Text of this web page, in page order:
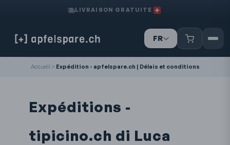
LIVRAISON GRATUITE
FR
IT
Accueil > Expédition - apfelspare.ch | Délais et conditions
Expéditions -
tipicino.ch di Luca